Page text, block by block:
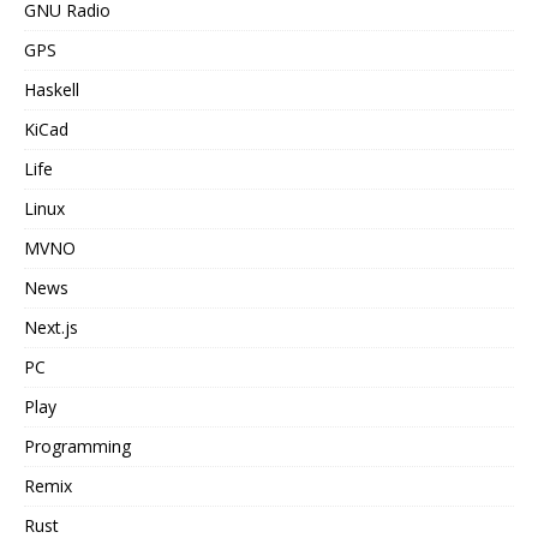
GNU Radio
GPS
Haskell
KiCad
Life
Linux
MVNO
News
Next.js
PC
Play
Programming
Remix
Rust